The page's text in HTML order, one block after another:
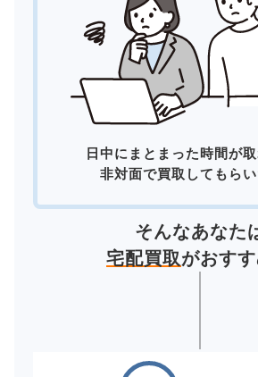
日中にまとまった時間が取
非対面で買取してもらい
そんなあなた
宅配買取がおすす